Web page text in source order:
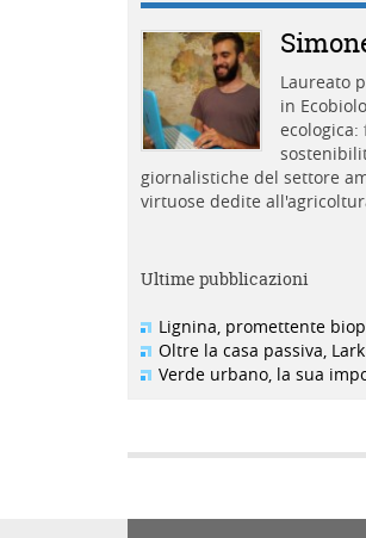
Laureato
in
giornalistiche del settore
virtuose dedite
Ultime pubblicazioni
Lignina, promettente
Oltre la casa passiva,
Verde urbano, la sua